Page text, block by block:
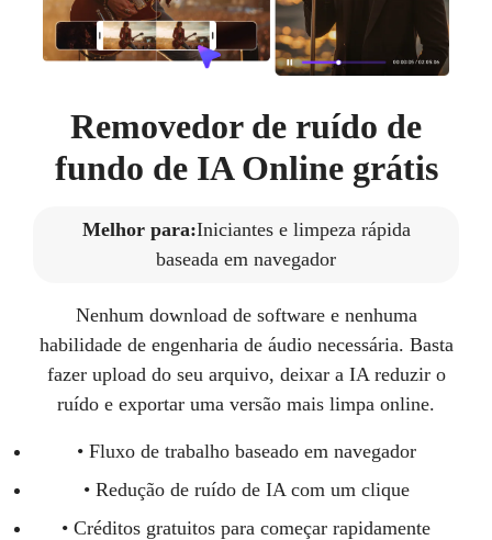
Removedor de ruído de
fundo de IA Online grátis
Melhor para:Iniciantes e limpeza rápida
baseada em navegador
Nenhum download de software e nenhuma
habilidade de engenharia de áudio necessária. Basta
fazer upload do seu arquivo, deixar a IA reduzir o
ruído e exportar uma versão mais limpa online.
• Fluxo de trabalho baseado em navegador
• Redução de ruído de IA com um clique
• Créditos gratuitos para começar rapidamente